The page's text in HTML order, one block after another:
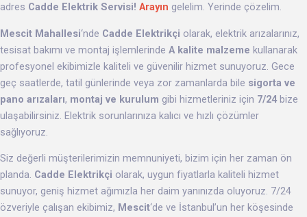
adres Cadde Elektrik Servisi! Arayın gelelim. Yerinde çözelim.
Mescit Mahallesi‘nde Cadde Elektrikçi olarak, elektrik arızalarınız,
tesisat bakımı ve montaj işlemlerinde A kalite malzeme kullanarak
profesyonel ekibimizle kaliteli ve güvenilir hizmet sunuyoruz. Gece
geç saatlerde, tatil günlerinde veya zor zamanlarda bile sigorta ve
pano arızaları, montaj ve kurulum gibi hizmetleriniz için 7/24 bize
ulaşabilirsiniz. Elektrik sorunlarınıza kalıcı ve hızlı çözümler
sağlıyoruz.
Siz değerli müşterilerimizin memnuniyeti, bizim için her zaman ön
planda. Cadde Elektrikçi olarak, uygun fiyatlarla kaliteli hizmet
sunuyor, geniş hizmet ağımızla her daim yanınızda oluyoruz. 7/24
özveriyle çalışan ekibimiz, Mescit‘de ve İstanbul’un her köşesinde